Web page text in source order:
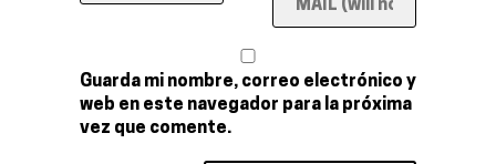
Guarda mi nombre, correo electrónico y
web en este navegador para la próxima
vez que comente.